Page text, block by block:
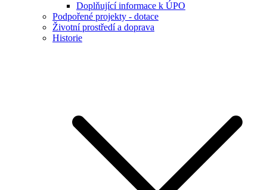
Doplňující informace k ÚPO
Podpořené projekty - dotace
Životní prostředí a doprava
Historie